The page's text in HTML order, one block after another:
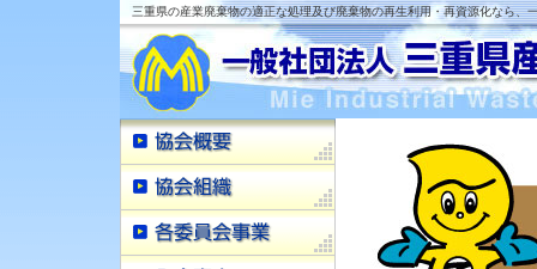
三重県の産業廃棄物の適正な処理及び廃棄物の再生利用・再資源化なら、